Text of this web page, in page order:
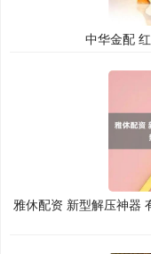
中华金配
雅休配资 新型解压神器